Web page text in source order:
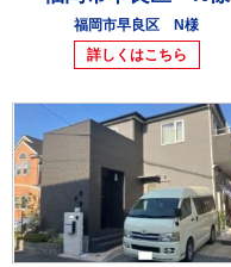
福岡市早良区 N様
詳しくはこちら